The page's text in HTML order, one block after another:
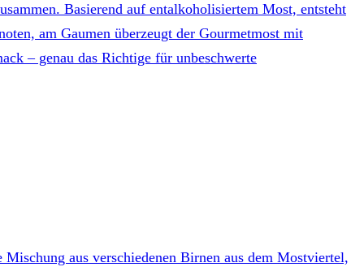
Basierend auf entalkoholisiertem Most, entsteht
am Gaumen überzeugt der Gourmetmost mit
– genau das Richtige für unbeschwerte
aus verschiedenen Birnen aus dem Mostviertel,